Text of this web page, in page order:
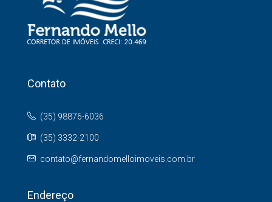
Contato
(35) 98876-6036
(35) 3332-2100
contato@fernandomelloimoveis.com.br
Endereço